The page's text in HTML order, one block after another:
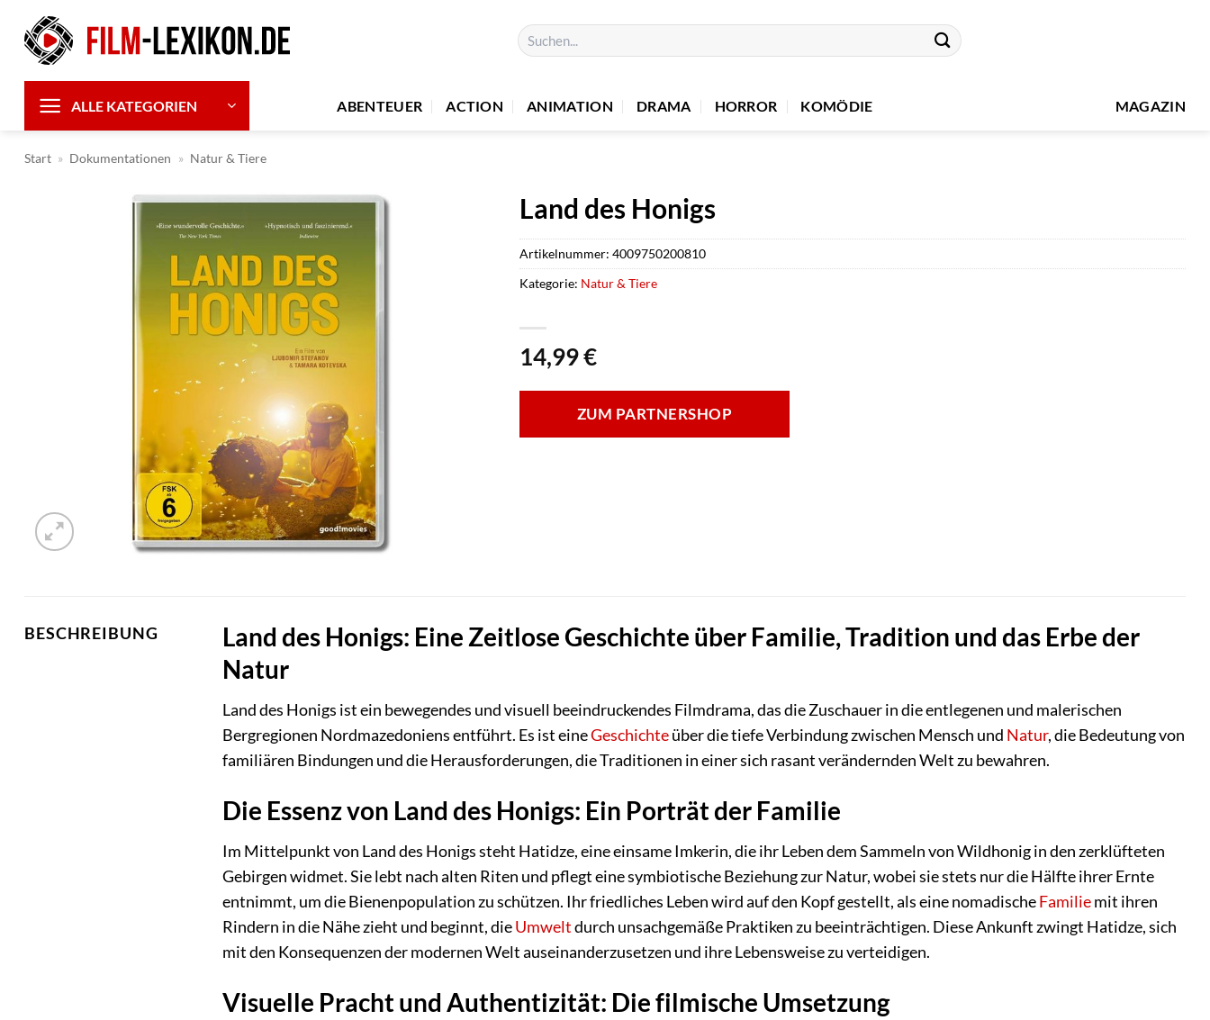
Inhalt
springen
Suchen
nach:
ALLE KATEGORIEN ABENTEUER ACTION ANIMATION DRAMA HORROR KOMÖDIE MAGAZIN
Start » Dokumentationen » Natur & Tiere
Land des Honigs
14,99€
ZUM PARTNERSHOP
Artikelnummer: 4009750200810
Kategorie: Natur & Tiere
BESCHREIBUNG
Land des Honigs: Eine Zeitlose Geschichte über Familie, Tradition und das Erbe der
Natur
Land des Honigs ist ein bewegendes und visuell beeindruckendes Filmdrama, das die Zuschauer in die entlegenen und malerischen
Bergregionen Nordmazedoniens entführt. Es ist eineGeschichteüber die tiefe Verbindung zwischen Mensch und Natur, die Bedeutung von
familiären Bindungen und die Herausforderungen, die Traditionen in einer sich rasant verändernden Welt zu bewahren.
Die Essenz von Land des Honigs: Ein Porträt der Familie
Im Mittelpunkt von Land des Honigs steht Hatidze, eine einsame Imkerin, die ihr Leben dem Sammeln von Wildhonig in den zerklüfteten
Gebirgen widmet. Sie lebt nach alten Riten und pflegt eine symbiotische Beziehung zur Natur, wobei sie stets nur die Hälfte ihrer Ernte
entnimmt, um die Bienenpopulation zu schützen. Ihr friedliches Leben wird auf den Kopf gestellt, als eine nomadischeFamiliemit ihren
Rindern in die Nähe zieht und beginnt, dieUmweltdurch unsachgemäße Praktiken zu beeinträchtigen. Diese Ankunft zwingt Hatidze, sich
mit den Konsequenzen der modernen Welt auseinanderzusetzen und ihre Lebensweise zu verteidigen.
Visuelle Pracht und Authentizität: Die filmische Umsetzung